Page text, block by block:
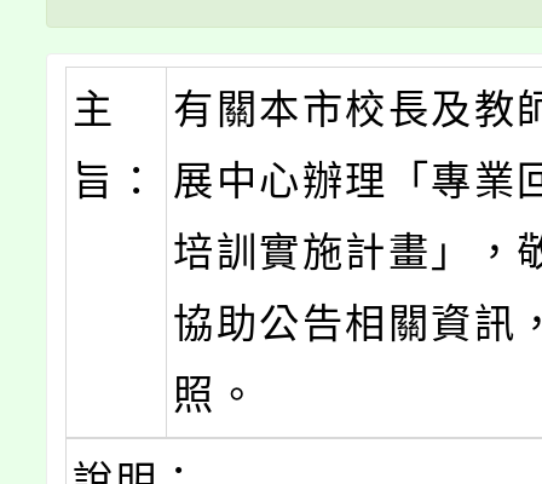
主
旨：
有關本市校長及教
展中心辦理「專業
培訓實施計畫」，
協助公告相關資訊
照。